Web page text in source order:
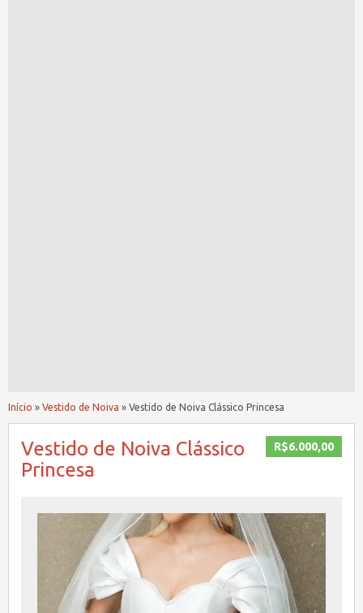
Início » Vestido de Noiva » Vestido de Noiva Clássico Princesa
R$6.000,00
Vestido de Noiva Clássico
Princesa